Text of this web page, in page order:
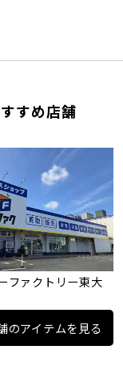
すめ店舗
ファクトリー東大
のアイテムを見る